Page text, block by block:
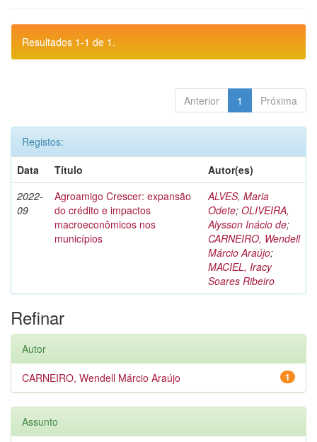
Resultados 1-1 de 1.
Anterior 1 Próxima
Registos:
Data
Título
Autor(es)
2022-
09
Agroamigo Crescer: expansão
do crédito e impactos
macroeconômicos nos
municípios
ALVES, Maria
Odete; OLIVEIRA,
Alysson Inácio de;
CARNEIRO, Wendell
Márcio Araújo;
MACIEL, Iracy
Soares Ribeiro
Refinar
Autor
1
CARNEIRO, Wendell Márcio Araújo
Assunto